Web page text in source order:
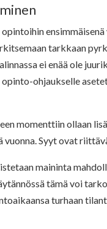
tarkkaan
ei enää ole
ohjaukselle
momenttiin ollaan
Syyt ovat
maininta
tämä voi
turhaan